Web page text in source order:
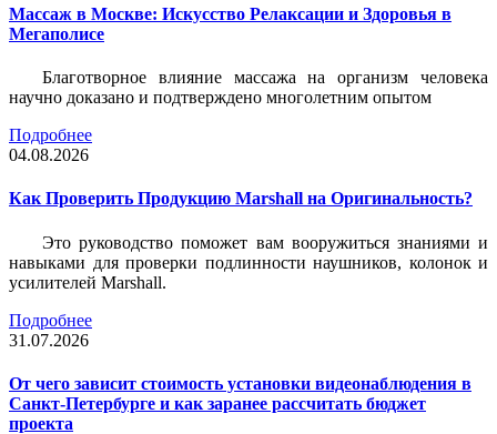
Массаж в Москве: Искусство Релаксации и Здоровья в
Мегаполисе
Благотворное влияние массажа на организм человека
научно доказано и подтверждено многолетним опытом
Подробнее
04.08.2026
Как Проверить Продукцию Marshall на Оригинальность?
Это руководство поможет вам вооружиться знаниями и
навыками для проверки подлинности наушников, колонок и
усилителей Marshall.
Подробнее
31.07.2026
От чего зависит стоимость установки видеонаблюдения в
Санкт-Петербурге и как заранее рассчитать бюджет
проекта